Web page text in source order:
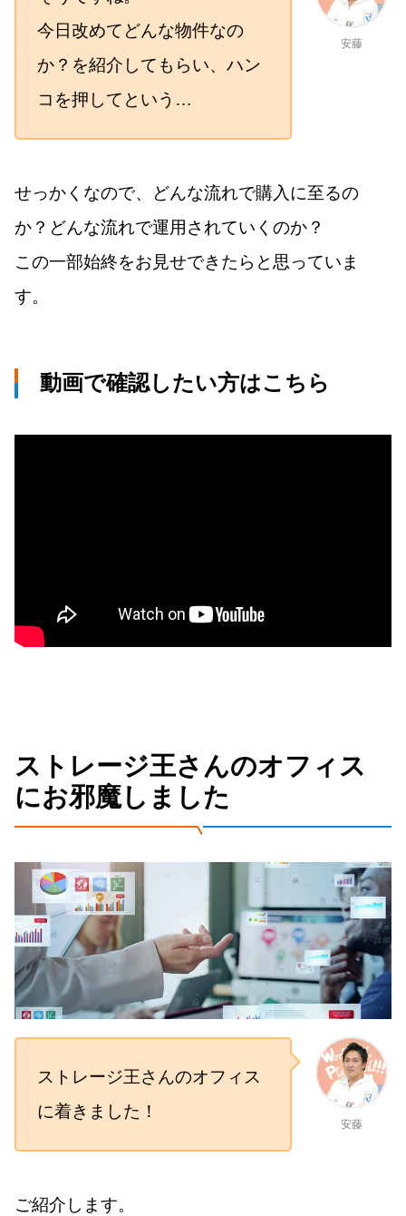
安藤
今日改めてどんな物件なの
か？を紹介してもらい、ハン
コを押してという…
せっかくなので、どんな流れで購入に至るの
か？どんな流れで運用されていくのか？
この一部始終をお見せできたらと思っていま
す。
動画で確認したい方はこちら
ストレージ王さんのオフィス
にお邪魔しました
安藤
ストレージ王さんのオフィス
に着きました！
ご紹介します。